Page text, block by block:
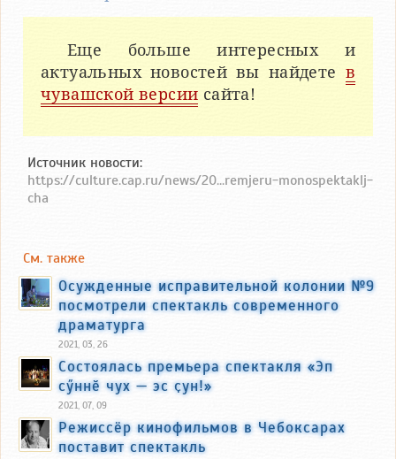
Еще больше интересных и
актуальных новостей вы найдете в
чувашской версии сайта!
Источник новости:
https://culture.cap.ru/news/20...remjeru-monospektaklj-
cha
См. также
Осужденные исправительной колонии №9
посмотрели спектакль современного
драматурга
2021, 03, 26
Состоялась премьера спектакля «Эп
сӳннӗ чух — эс ҫун!»
2021, 07, 09
Режиссёр кинофильмов в Чебоксарах
поставит спектакль